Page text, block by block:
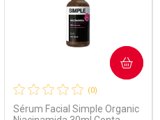
(0)
Sérum Facial Simple Organic
COMPRAR